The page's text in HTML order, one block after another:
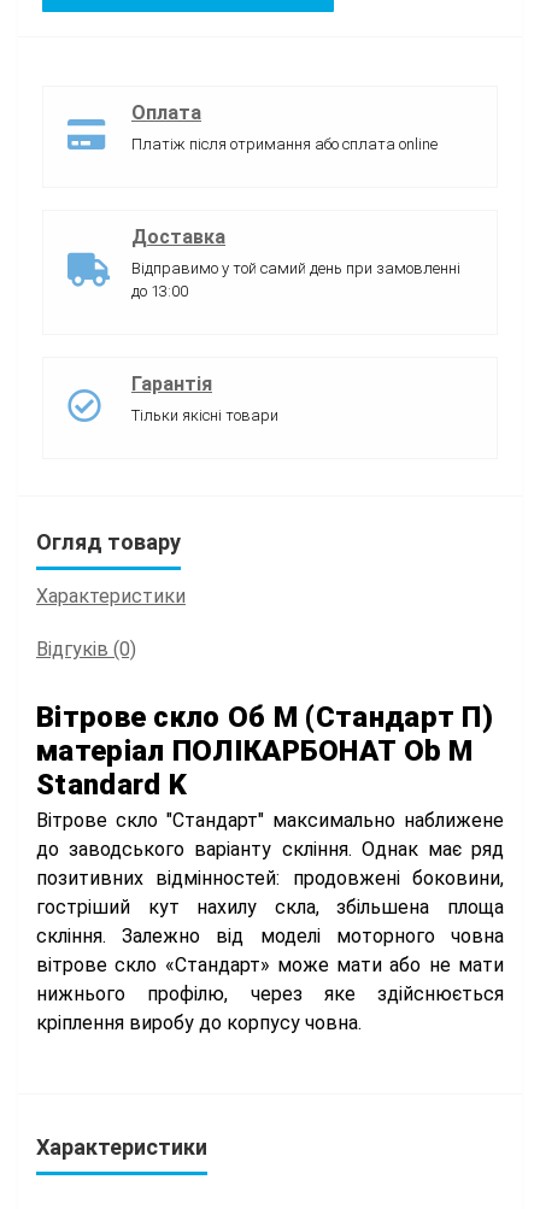
Оплата
Платіж після отримання або сплата online
Доставка
Відправимо у той самий день при замовленні
до 13:00
Гарантія
Тільки якісні товари
Огляд товару
Характеристики
Відгуків (0)
Вітрове скло Об М (Стандарт П)
матеріал ПОЛІКАРБОНАТ Ob М
Standard K
Вітрове скло "Стандарт" максимально наближене
до заводського варіанту скління. Однак має ряд
позитивних відмінностей: продовжені боковини,
гостріший кут нахилу скла, збільшена площа
скління. Залежно від моделі моторного човна
вітрове скло «Стандарт» може мати або не мати
нижнього профілю, через яке здійснюється
кріплення виробу до корпусу човна.
Характеристики